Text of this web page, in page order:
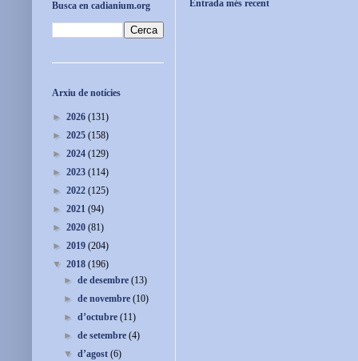
Entrada més recent
Busca en cadianium.org
Arxiu de notícies
► 2026 (131)
► 2025 (158)
► 2024 (129)
► 2023 (114)
► 2022 (125)
► 2021 (94)
► 2020 (81)
► 2019 (204)
▼ 2018 (196)
►de desembre(13)
►de novembre(10)
►d’octubre(11)
►de setembre(4)
▼d’agost(6)